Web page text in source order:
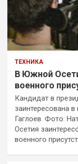
ТЕХНИКА
В Южной
военного
Кандидат в
заинтересована
Гаглоев. Фото:
Осетия
военного